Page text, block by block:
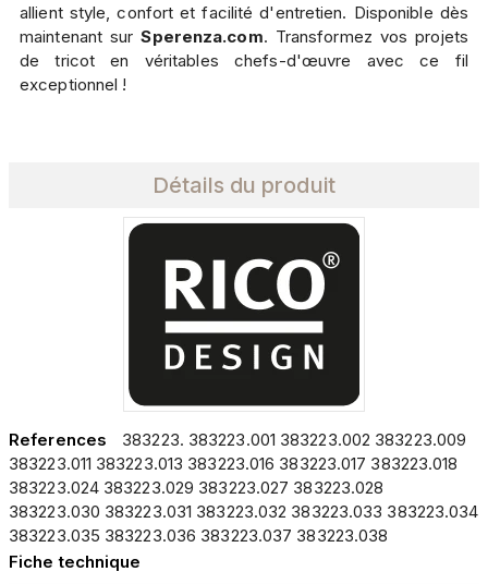
allient style, confort et facilité d'entretien. Disponible dès
maintenant surSperenza.com. Transformez vos projets
de tricot en véritables chefs-d'œuvre avec ce fil
exceptionnel !
Détails du produit
References
383223. 383223.001 383223.002 383223.009
383223.011 383223.013 383223.016 383223.017 383223.018
383223.024 383223.029 383223.027 383223.028
383223.030 383223.031 383223.032 383223.033 383223.034
383223.035 383223.036 383223.037 383223.038
Fiche technique